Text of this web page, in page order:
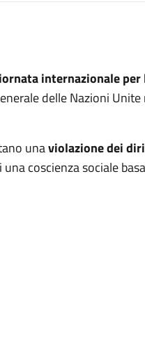
internazionale per
delle Nazioni
unaviolazione dei
coscienza sociale